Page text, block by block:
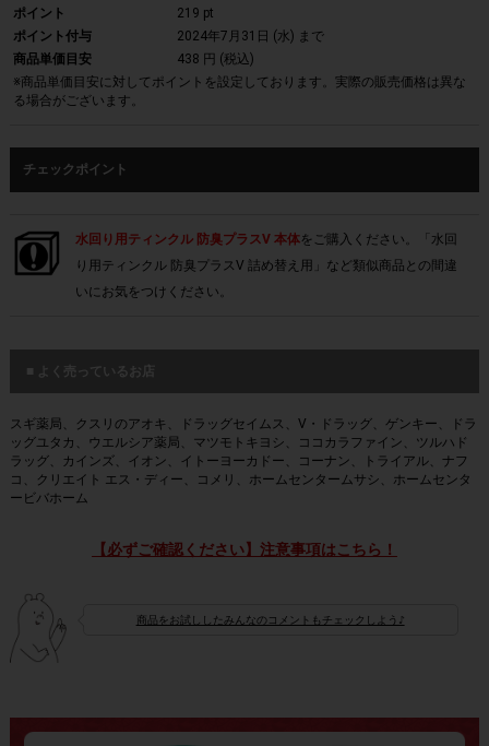
ポイント
219 pt
ポイント付与
2024年7月31日 (水) まで
商品単価目安
438 円 (税込)
※商品単価目安に対してポイントを設定しております。実際の販売価格は異な
る場合がございます。
チェックポイント
水回り用ティンクル 防臭プラスV 本体をご購入ください。「水回
り用ティンクル 防臭プラスV 詰め替え用」など類似商品との間違
いにお気をつけください。
■ よく売っているお店
スギ薬局、クスリのアオキ、ドラッグセイムス、V・ドラッグ、ゲンキー、ドラ
ッグユタカ、ウエルシア薬局、マツモトキヨシ、ココカラファイン、ツルハド
ラッグ、カインズ、イオン、イトーヨーカドー、コーナン、トライアル、ナフ
コ、クリエイト エス・ディー、コメリ、ホームセンタームサシ、ホームセンタ
ービバホーム
【必ずご確認ください】注意事項はこちら！
商品をお試ししたみんなのコメントもチェックしよう♪